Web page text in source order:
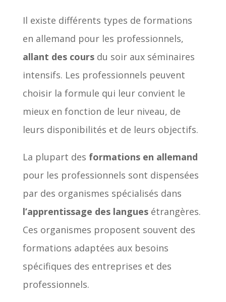
Il existe différents types de formations
en allemand pour les professionnels,
allant des coursdu soir aux séminaires
intensifs. Les professionnels peuvent
choisir la formule qui leur convient le
mieux en fonction de leur niveau, de
leurs disponibilités et de leurs objectifs.
La plupart des formations en allemand
pour les professionnels sont dispensées
par des organismes spécialisés dans
l’apprentissage des languesétrangères.
Ces organismes proposent souvent des
formations adaptées aux besoins
spécifiques des entreprises et des
professionnels.